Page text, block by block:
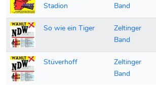
Stadion
Band
So wie ein Tiger
Zeltinger
Band
Stüverhoff
Zeltinger
Band